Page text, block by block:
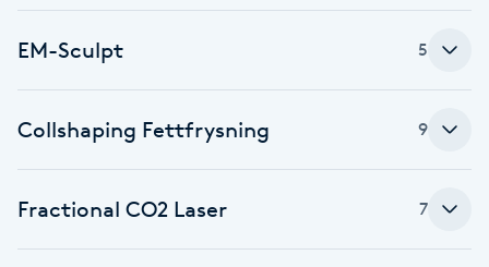
Fransar
Fransborttagning
EM-Sculpt 5
Collshaping Fettfrysning 9
Fractional CO2 Laser 7